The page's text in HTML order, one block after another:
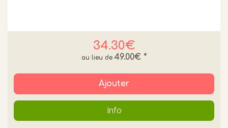
34.30€
49.00€ *
Ajouter
Info